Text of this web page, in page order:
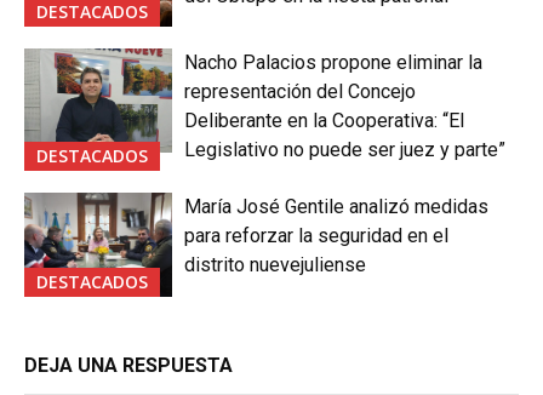
DESTACADOS
DESTACADOS
Nacho Palacios propone eliminar la
representación del Concejo
Deliberante en la Cooperativa: “El
Legislativo no puede ser juez y parte”
DESTACADOS
María José Gentile analizó medidas
para reforzar la seguridad en el
distrito nuevejuliense
DEJA UNA RESPUESTA